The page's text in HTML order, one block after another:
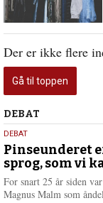
Der er ikke flere
Gå til toppen
Debat
DEBAT
5.
august
2026
DEBAT
Pinseunderet
sprog, som vi
For snart 25 år siden
Magnus Malm som